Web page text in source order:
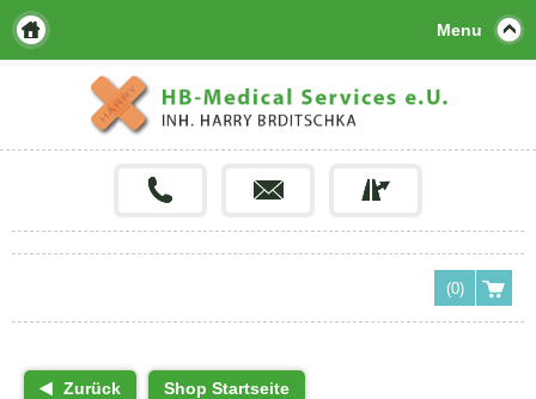
Menu
(0)
Zurück Shop Startseite